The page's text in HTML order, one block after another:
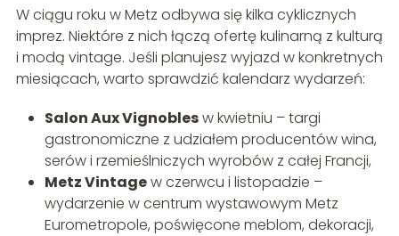
W ciągu roku w Metz odbywa się kilka cyklicznych
imprez. Niektóre z nich łączą ofertę kulinarną z kulturą
i modą vintage. Jeśli planujesz wyjazd w konkretnych
miesiącach, warto sprawdzić kalendarz wydarzeń:
Salon Aux Vignoblesw kwietniu – targi
gastronomiczne z udziałem producentów wina,
serów i rzemieślniczych wyrobów z całej Francji,
Metz Vintagew czerwcu i listopadzie –
wydarzenie w centrum wystawowym Metz
Eurometropole, poświęcone meblom, dekoracji,